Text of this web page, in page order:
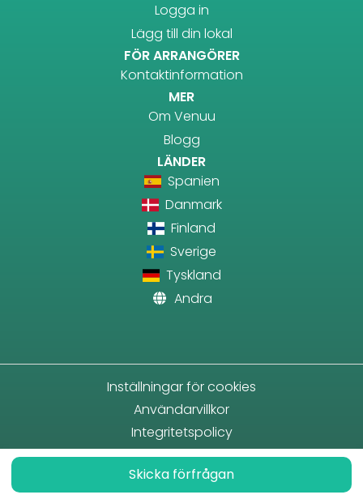
Skicka förfrågan
Logga in
Lägg till din lokal
FÖR ARRANGÖRER
Kontaktinformation
MER
Om Venuu
Blogg
LÄNDER
Spanien
Danmark
Finland
Sverige
Tyskland
Andra
Inställningar för cookies
Användarvillkor
Integritetspolicy